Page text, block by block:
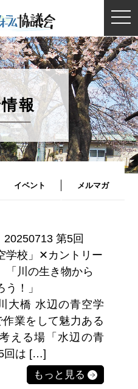
報
イベント メルマガ
20250713 第5回
学校」✕カントリー
川の生き物から
！」
大橋 水辺の⻘空学
業をして魅力ある
える場「水辺の青
回は […]
もっと見る